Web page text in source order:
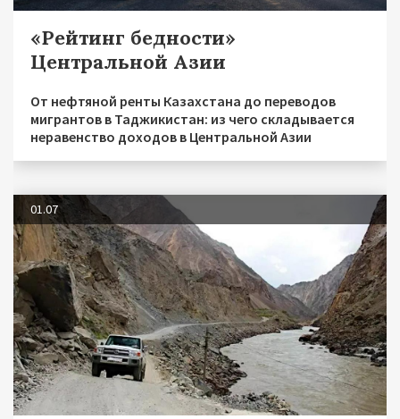
«Рейтинг бедности»
Центральной Азии
От нефтяной ренты Казахстана до переводов
мигрантов в Таджикистан: из чего складывается
неравенство доходов в Центральной Азии
01.07